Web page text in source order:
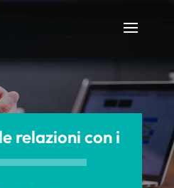
relazioni con i